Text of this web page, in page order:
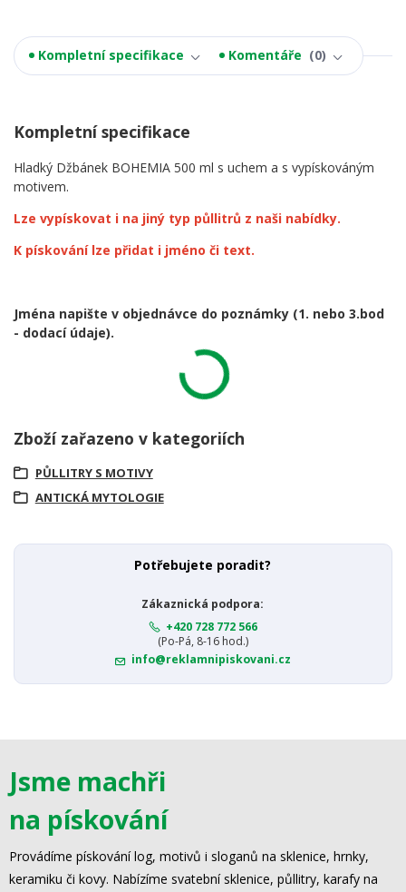
Kompletní specifikace Komentáře 0
Kompletní specifikace
Hladký Džbánek BOHEMIA 500 ml s uchem a s vypískováným
motivem.
Lze vypískovat i na jiný typ půllitrů z naši nabídky.
K pískování lze přidat i jméno či text.
Jména napište v objednávce do poznámky (1. nebo 3.bod
- dodací údaje).
Zboží zařazeno v kategoriích
PŮLLITRY S MOTIVY
ANTICKÁ MYTOLOGIE
Potřebujete poradit?
Zákaznická podpora:
+420 728 772 566
(Po-Pá, 8-16 hod.)
info@reklamnipiskovani.cz
Jsme machři
na pískování
Provádíme pískování log, motivů i sloganů na sklenice, hrnky,
keramiku či kovy. Nabízíme svatební sklenice, půllitry, karafy na